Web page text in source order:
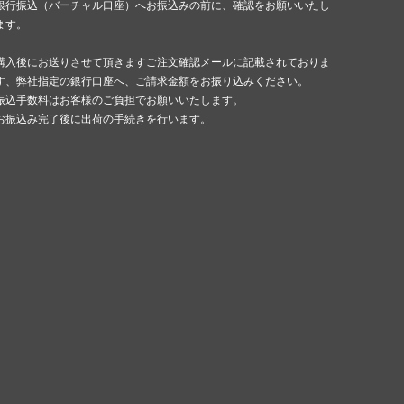
行振込（バーチャル口座）へお振込みの前に、確認をお願いいたし
す。
入後にお送りさせて頂きますご注文確認メールに記載されておりま
、弊社指定の銀行口座へ、ご請求金額をお振り込みください。
込手数料はお客様のご負担でお願いいたします。
振込み完了後に出荷の手続きを行います。